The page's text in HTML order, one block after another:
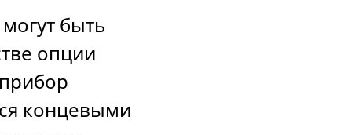
быть
опции
концевыми